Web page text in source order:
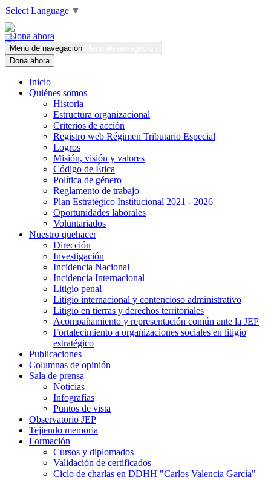
Select Language ▼
Dona ahora
Menú de navegación
Dona ahora
Inicio
Quiénes somos
Historia
Estructura organizacional
Criterios de acción
Registro web Régimen Tributario Especial
Logros
Misión, visión y valores
Código de Ética
Política de género
Reglamento de trabajo
Plan Estratégico Institucional 2021 - 2026
Oportunidades laborales
Voluntariados
Nuestro quehacer
Dirección
Investigación
Incidencia Nacional
Incidencia Internacional
Litigio penal
Litigio internacional y contencioso administrativo
Litigio en tierras y derechos territoriales
Acompañamiento y representación común ante la JEP
Fortalecimiento a organizaciones sociales en litigio
estratégico
Publicaciones
Columnas de opinión
Sala de prensa
Noticias
Infografías
Puntos de vista
Observatorio JEP
Tejiendo memoria
Formación
Cursos y diplomados
Validación de certificados
Ciclo de charlas en DDHH "Carlos Valencia García"